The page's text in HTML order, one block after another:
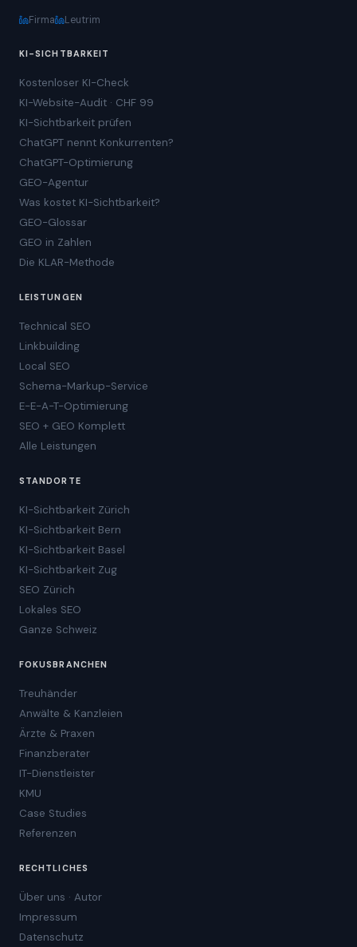
Firma Leutrim
KI-SICHTBARKEIT
Kostenloser KI-Check
KI-Website-Audit · CHF 99
KI-Sichtbarkeit prüfen
ChatGPT nennt Konkurrenten?
ChatGPT-Optimierung
GEO-Agentur
Was kostet KI-Sichtbarkeit?
GEO-Glossar
GEO in Zahlen
Die KLAR-Methode
LEISTUNGEN
Technical SEO
Linkbuilding
Local SEO
Schema-Markup-Service
E-E-A-T-Optimierung
SEO + GEO Komplett
Alle Leistungen
STANDORTE
KI-Sichtbarkeit Zürich
KI-Sichtbarkeit Bern
KI-Sichtbarkeit Basel
KI-Sichtbarkeit Zug
SEO Zürich
Lokales SEO
Ganze Schweiz
FOKUSBRANCHEN
Treuhänder
Anwälte & Kanzleien
Ärzte & Praxen
Finanzberater
IT-Dienstleister
KMU
Case Studies
Referenzen
RECHTLICHES
Über uns · Autor
Impressum
Datenschutz